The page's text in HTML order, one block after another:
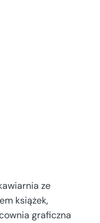
ze
książek,
graficzna